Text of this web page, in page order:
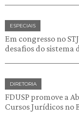
ESPECIAIS
Em congresso no
desafios do sistema
DIRETORIA
FDUSP promove a
Cursos Jurídicos no